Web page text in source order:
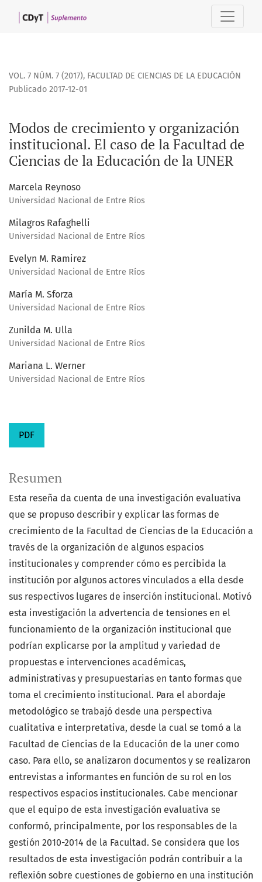
Modos de crecimiento y organización institucional. El
VOL. 7 NÚM. 7 (2017), FACULTAD DE CIENCIAS DE LA EDUCACIÓN
Modos de crecimiento y organización
institucional. El caso de la Facultad de
Ciencias de la Educación de la UNER
Publicado 2017-12-01
Marcela Reynoso
Universidad Nacional de Entre Ríos
Milagros Rafaghelli
Universidad Nacional de Entre Ríos
Evelyn M. Ramirez
Universidad Nacional de Entre Ríos
María M. Sforza
Universidad Nacional de Entre Ríos
Zunilda M. Ulla
Universidad Nacional de Entre Ríos
Mariana L. Werner
Universidad Nacional de Entre Ríos
PDF
Resumen
Esta reseña da cuenta de una investigación evaluativa
que se propuso describir y explicar las formas de
crecimiento de la Facultad de Ciencias de la Educación a
través de la organización de algunos espacios
institucionales y comprender cómo es percibida la
institución por algunos actores vinculados a ella desde
sus respectivos lugares de inserción institucional. Motivó
esta investigación la advertencia de tensiones en el
funcionamiento de la organización institucional que
podrían explicarse por la amplitud y variedad de
propuestas e intervenciones académicas,
administrativas y presupuestarias en tanto formas que
toma el crecimiento institucional. Para el abordaje
metodológico se trabajó desde una perspectiva
cualitativa e interpretativa, desde la cual se tomó a la
Facultad de Ciencias de la Educación de la uner como
caso. Para ello, se analizaron documentos y se realizaron
entrevistas a informantes en función de su rol en los
respectivos espacios institucionales. Cabe mencionar
que el equipo de esta investigación evaluativa se
conformó, principalmente, por los responsables de la
gestión 2010-2014 de la Facultad. Se considera que los
resultados de esta investigación podrán contribuir a la
reflexión sobre cuestiones de gobierno en una institución